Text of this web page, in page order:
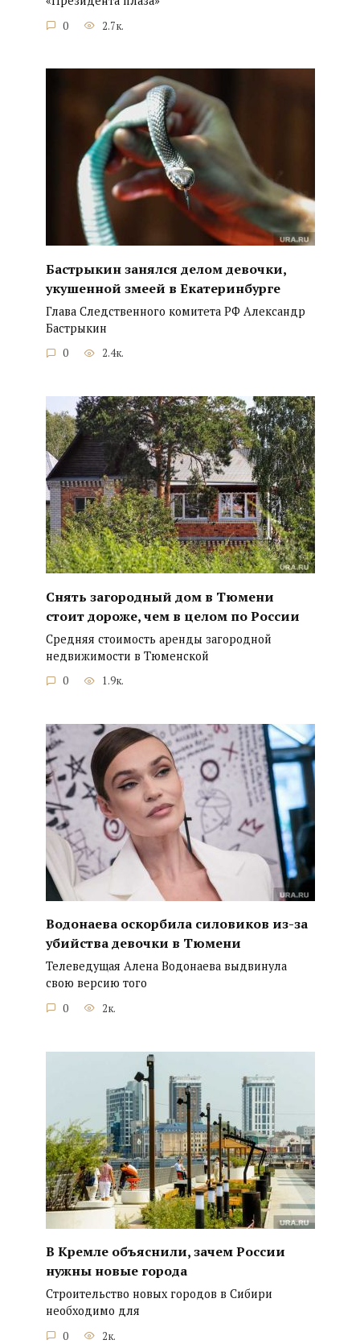
0 2.7к.
Бастрыкин занялся делом девочки,
укушенной змеей в Екатеринбурге
Глава Следственного комитета РФ Александр
Бастрыкин
0 2.4к.
Снять загородный дом в Тюмени
стоит дороже, чем в целом по России
Средняя стоимость аренды загородной
недвижимости в Тюменской
0 1.9к.
Водонаева оскорбила силовиков из-за
убийства девочки в Тюмени
Телеведущая Алена Водонаева выдвинула
свою версию того
0 2к.
В Кремле объяснили, зачем России
нужны новые города
Строительство новых городов в Сибири
необходимо для
0 2к.